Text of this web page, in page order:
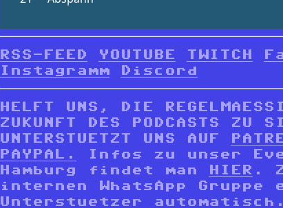
RSS-FEED YOUTUBE TWITCH
Instagramm
Discord
HELFT UNS, DIE
ZUKUNFT DES PODCASTS ZU
UNTERSTUETZT UNS AUF
PAYPAL.
Infos zu unser
Hamburg findet man
HIER .
internen WhatsApp Gruppe
Unterstuetzer automatisch.